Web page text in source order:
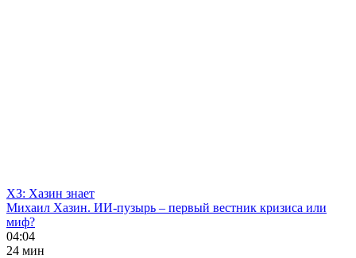
ХЗ: Хазин знает
Михаил Хазин. ИИ-пузырь – первый вестник кризиса или
миф?
04:04
24 мин